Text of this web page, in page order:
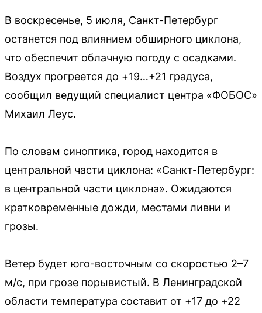
В воскресенье, 5 июля, Санкт-Петербург
останется под влиянием обширного циклона,
что обеспечит облачную погоду с осадками.
Воздух прогреется до +19…+21 градуса,
сообщил ведущий специалист центра «ФОБОС»
Михаил Леус.
По словам синоптика, город находится в
центральной части циклона: «Санкт-Петербург:
в центральной части циклона». Ожидаются
кратковременные дожди, местами ливни и
грозы.
Ветер будет юго-восточным со скоростью 2–7
м/с, при грозе порывистый. В Ленинградской
области температура составит от +17 до +22